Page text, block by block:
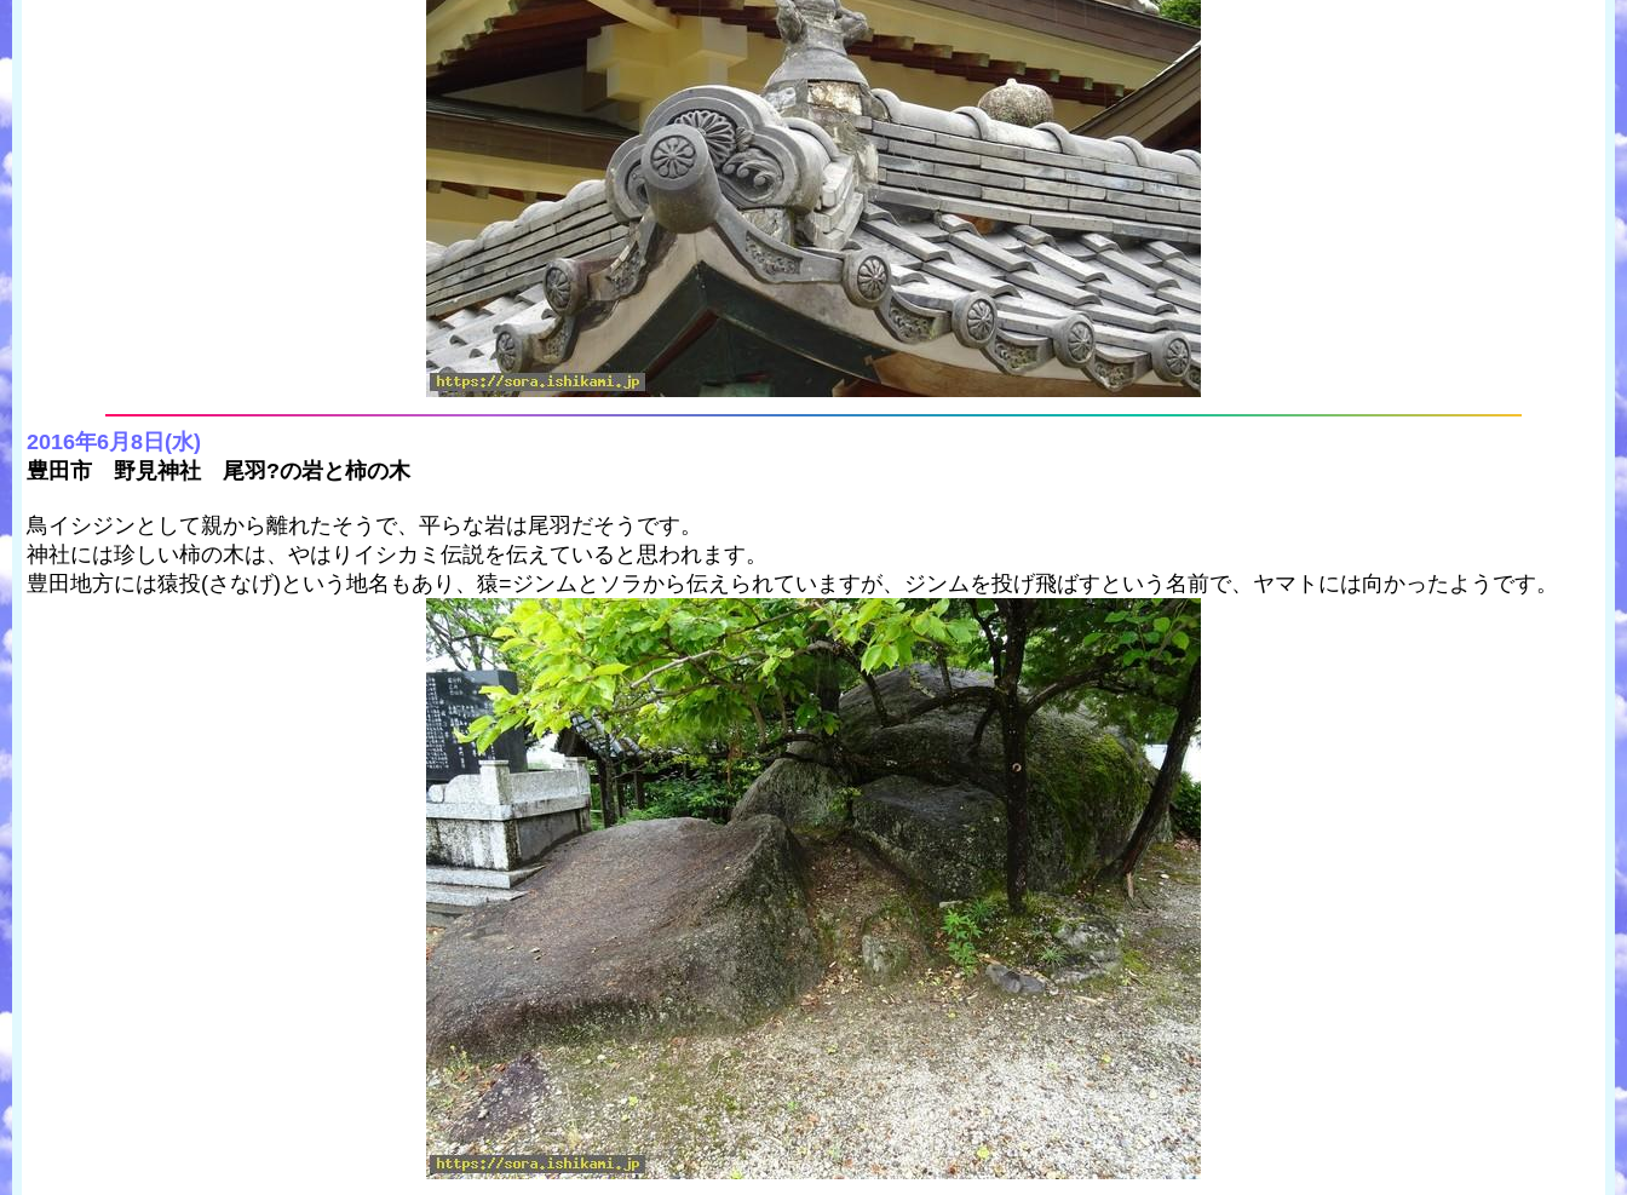
2016年6月8日(水)
豊田市 野見神社 尾羽?の岩と柿の木
鳥イシジンとして親から離れたそうで、平らな岩は尾羽だそうです。
神社には珍しい柿の木は、やはりイシカミ伝説を伝えていると思われます。
豊田地方には猿投(さなげ)という地名もあり、猿=ジンムとソラから伝えられていますが、ジンムを投げ飛ばすという名前で、ヤマトには向かったようです。